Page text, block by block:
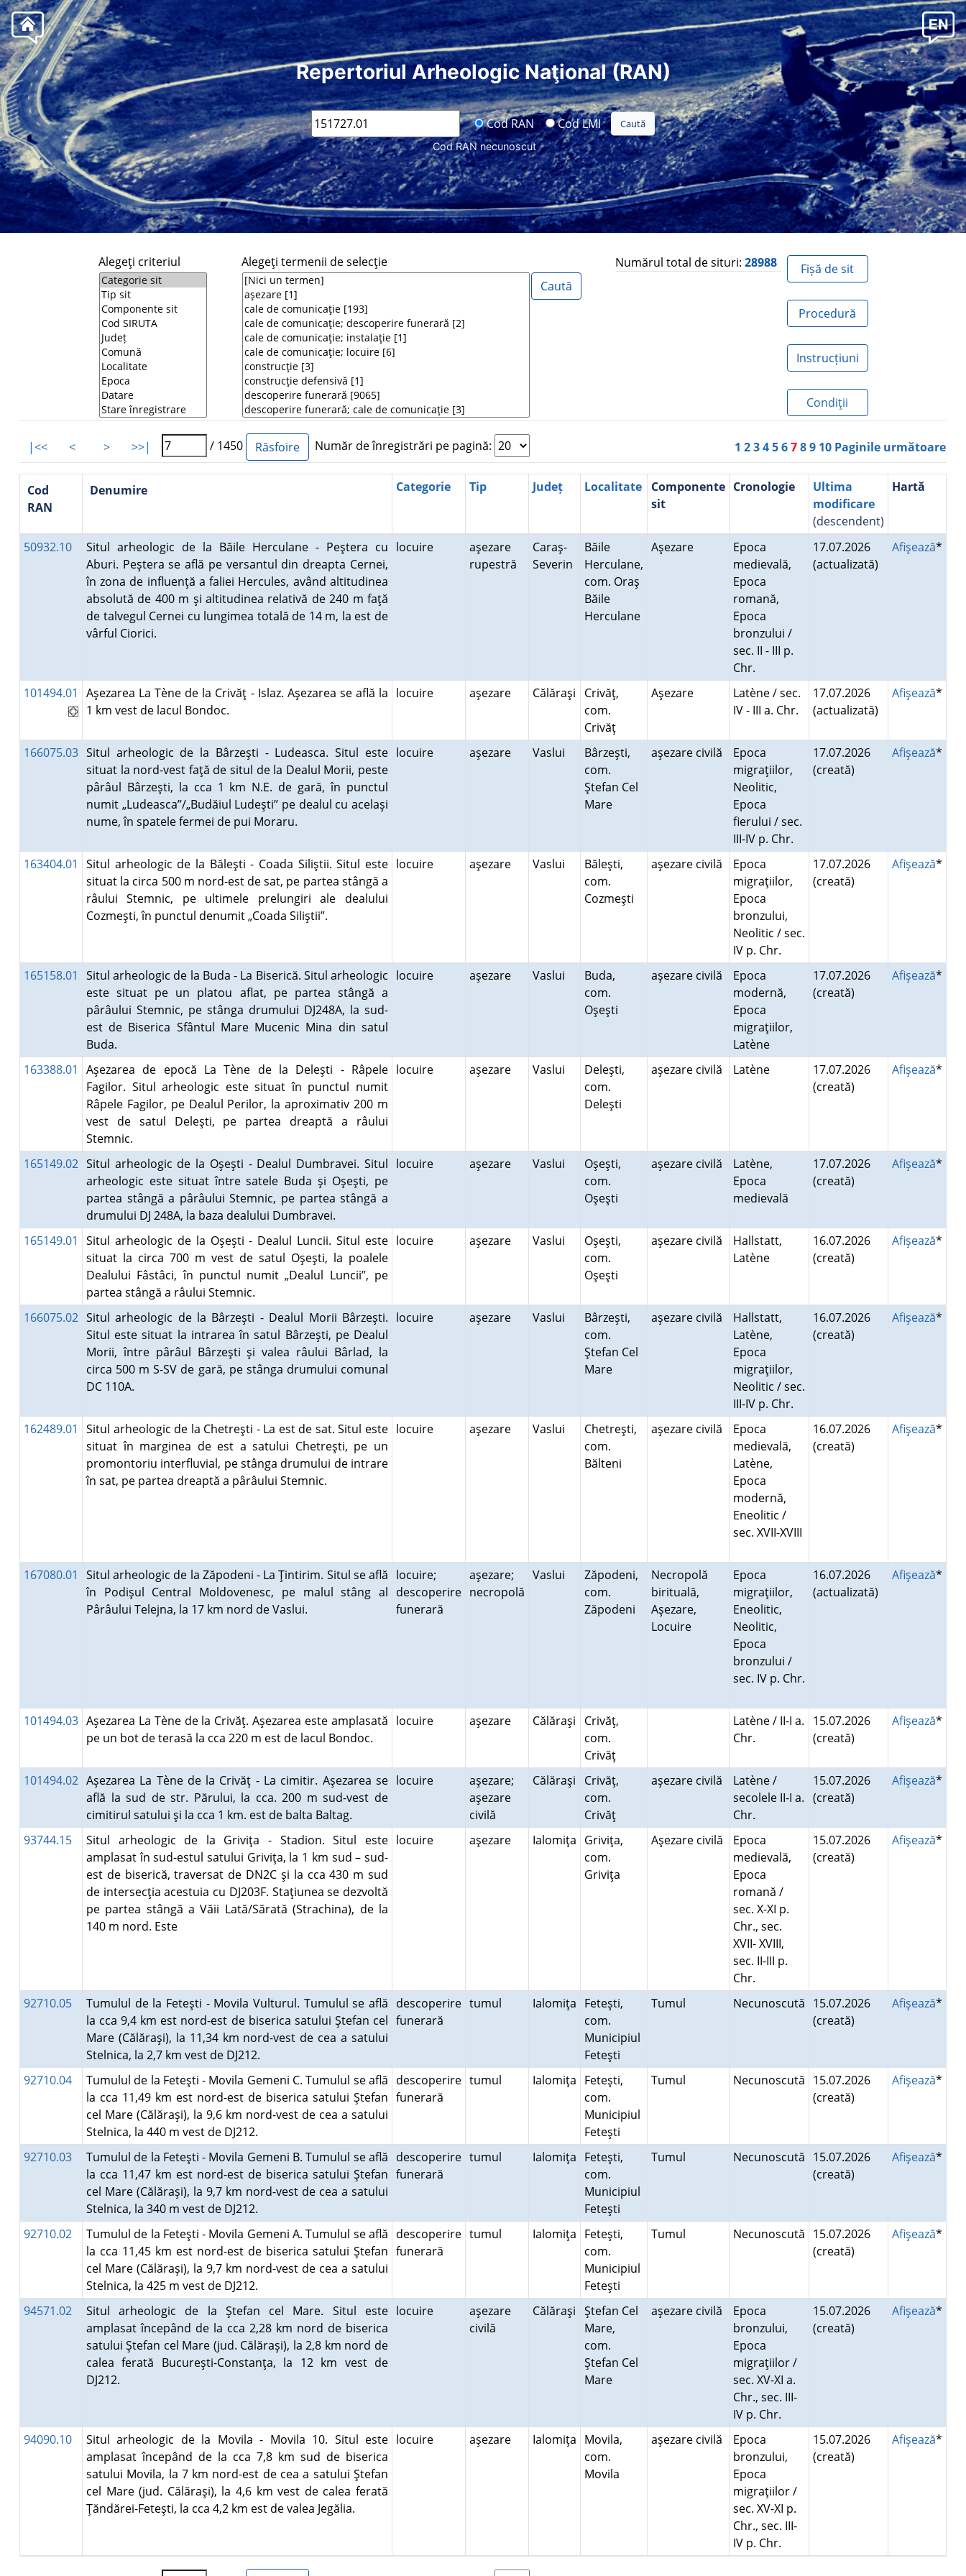
Repertoriul Arheologic Naţional (RAN)
Cod RAN Cod LMI
Cod RAN necunoscut
Alegeţi criteriul Alegeţi termenii de selecţie Numărul total de situri: 28988 Fișă de sit
Procedură
Instrucțiuni
Condiţii
|<< < > >>| / 1450 Număr de înregistrări pe pagină: 1 23456789 10 Paginile următoare
Cod
RAN
Denumire Categorie Tip Județ Localitate
Componente
sit
Cronologie
Ultima
modificare
(descendent)
Hartă
50932.10
Situl arheologic de la Băile Herculane - Peştera cu
Aburi. Peştera se află pe versantul din dreapta Cernei,
în zona de influenţă a faliei Hercules, având altitudinea
absolută de 400 m şi altitudinea relativă de 240 m faţă
de talvegul Cernei cu lungimea totală de 14 m, la est de
vârful Ciorici.
locuire
aşezare
rupestră
Caraş-
Severin
Băile
Herculane,
com. Oraş
Băile
Herculane
Aşezare
Epoca
medievală,
Epoca
romană,
Epoca
bronzului /
sec. II - III p.
Chr.
17.07.2026
(actualizată)
Afişează*
101494.01
Aşezarea La Tène de la Crivăţ - Islaz. Aşezarea se află la
1 km vest de lacul Bondoc.
locuire aşezare Călăraşi
Crivăţ,
com.
Crivăţ
Aşezare
Latène / sec.
IV - III a. Chr.
17.07.2026
(actualizată)
Afişează*
166075.03 Situl arheologic de la Bârzeşti - Ludeasca. Situl este
situat la nord-vest faţă de situl de la Dealul Morii, peste
pârâul Bârzeşti, la cca 1 km N.E. de gară, în punctul
numit „Ludeasca”/„Budăiul Ludeşti’’ pe dealul cu acelaşi
nume, în spatele fermei de pui Moraru.
locuire aşezare Vaslui
Bârzeşti,
com.
Ştefan Cel
Mare
aşezare civilă
Epoca
migraţiilor,
Neolitic,
Epoca
fierului / sec.
III-IV p. Chr.
17.07.2026
(creată)
Afişează*
163404.01
Situl arheologic de la Băleşti - Coada Siliştii. Situl este
situat la circa 500 m nord-est de sat, pe partea stângă a
râului Stemnic, pe ultimele prelungiri ale dealului
Cozmeşti, în punctul denumit „Coada Siliştii”.
locuire aşezare Vaslui
Băleşti,
com.
Cozmeşti
aşezare civilă
Epoca
migraţiilor,
Epoca
bronzului,
Neolitic / sec.
IV p. Chr.
17.07.2026
(creată)
Afişează*
165158.01
Situl arheologic de la Buda - La Biserică. Situl arheologic
este situat pe un platou aflat, pe partea stângă a
pârâului Stemnic, pe stânga drumului DJ248A, la sud-
est de Biserica Sfântul Mare Mucenic Mina din satul
Buda.
locuire aşezare Vaslui
Buda,
com.
Oşeşti
aşezare civilă
Epoca
modernă,
Epoca
migraţiilor,
Latène
17.07.2026
(creată)
Afişează*
163388.01
Aşezarea de epocă La Tène de la Deleşti - Râpele
Fagilor. Situl arheologic este situat în punctul numit
Râpele Fagilor, pe Dealul Perilor, la aproximativ 200 m
vest de satul Deleşti, pe partea dreaptă a râului
Stemnic.
locuire aşezare Vaslui
Deleşti,
com.
Deleşti
aşezare civilă Latène
17.07.2026
(creată)
Afişează*
165149.02 Situl arheologic de la Oşeşti - Dealul Dumbravei. Situl
arheologic este situat între satele Buda şi Oşeşti, pe
partea stângă a pârâului Stemnic, pe partea stângă a
drumului DJ 248A, la baza dealului Dumbravei.
locuire aşezare Vaslui
Oşeşti,
com.
Oşeşti
aşezare civilă
Latène,
Epoca
medievală
17.07.2026
(creată)
Afişează*
165149.01
Situl arheologic de la Oşeşti - Dealul Luncii. Situl este
situat la circa 700 m vest de satul Oşeşti, la poalele
Dealului Fâstâci, în punctul numit „Dealul Luncii”, pe
partea stângă a râului Stemnic.
locuire aşezare Vaslui
Oşeşti,
com.
Oşeşti
aşezare civilă
Hallstatt,
Latène
16.07.2026
(creată)
Afişează*
166075.02 Situl arheologic de la Bârzeşti - Dealul Morii Bârzeşti.
Situl este situat la intrarea în satul Bârzeşti, pe Dealul
Morii, între pârâul Bârzeşti şi valea râului Bârlad, la
circa 500 m S-SV de gară, pe stânga drumului comunal
DC 110A.
locuire aşezare Vaslui
Bârzeşti,
com.
Ştefan Cel
Mare
aşezare civilă
Hallstatt,
Latène,
Epoca
migraţiilor,
Neolitic / sec.
III-IV p. Chr.
16.07.2026
(creată)
Afişează*
162489.01
Situl arheologic de la Chetreşti - La est de sat. Situl este
situat în marginea de est a satului Chetreşti, pe un
promontoriu interfluvial, pe stânga drumului de intrare
în sat, pe partea dreaptă a pârâului Stemnic.
locuire aşezare Vaslui
Chetreşti,
com.
Bălteni
aşezare civilă
Epoca
medievală,
Latène,
Epoca
modernă,
Eneolitic /
sec. XVII-XVIII
16.07.2026
(creată)
Afişează*
167080.01
Situl arheologic de la Zăpodeni - La Ţintirim. Situl se află
în Podişul Central Moldovenesc, pe malul stâng al
Pârâului Telejna, la 17 km nord de Vaslui.
locuire;
descoperire
funerară
aşezare;
necropolă
Vaslui
Zăpodeni,
com.
Zăpodeni
Necropolă
birituală,
Aşezare,
Locuire
Epoca
migraţiilor,
Eneolitic,
Neolitic,
Epoca
bronzului /
sec. IV p. Chr.
16.07.2026
(actualizată)
Afişează*
101494.03 Aşezarea La Tène de la Crivăţ. Aşezarea este amplasată
pe un bot de terasă la cca 220 m est de lacul Bondoc.
locuire aşezare Călăraşi
Crivăţ,
com.
Crivăţ
Latène / II-I a.
Chr.
15.07.2026
(creată)
Afişează*
101494.02 Aşezarea La Tène de la Crivăţ - La cimitir. Aşezarea se
află la sud de str. Părului, la cca. 200 m sud-vest de
cimitirul satului şi la cca 1 km. est de balta Baltag.
locuire
aşezare;
aşezare
civilă
Călăraşi
Crivăţ,
com.
Crivăţ
aşezare civilă
Latène /
secolele II-I a.
Chr.
15.07.2026
(creată)
Afişează*
93744.15
Situl arheologic de la Griviţa - Stadion. Situl este
amplasat în sud-estul satului Griviţa, la 1 km sud – sud-
est de biserică, traversat de DN2C şi la cca 430 m sud
de intersecţia acestuia cu DJ203F. Staţiunea se dezvoltă
pe partea stângă a Văii Lată/Sărată (Strachina), de la
140 m nord. Este
locuire aşezare Ialomiţa Griviţa,
com.
Griviţa
Aşezare civilă
Epoca
medievală,
Epoca
romană /
sec. X-XI p.
Chr., sec.
XVII- XVIII,
sec. II-III p.
Chr.
15.07.2026
(creată)
Afişează*
92710.05
Tumulul de la Feteşti - Movila Vulturul. Tumulul se află
la cca 9,4 km est nord-est de biserica satului Ştefan cel
Mare (Călăraşi), la 11,34 km nord-vest de cea a satului
Stelnica, la 2,7 km vest de DJ212.
descoperire
funerară
tumul Ialomiţa Feteşti,
com.
Municipiul
Feteşti
Tumul Necunoscută 15.07.2026
(creată)
Afişează*
92710.04
Tumulul de la Feteşti - Movila Gemeni C. Tumulul se află
la cca 11,49 km est nord-est de biserica satului Ştefan
cel Mare (Călăraşi), la 9,6 km nord-vest de cea a satului
Stelnica, la 440 m vest de DJ212.
descoperire
funerară
tumul Ialomiţa Feteşti,
com.
Municipiul
Feteşti
Tumul Necunoscută 15.07.2026
(creată)
Afişează*
92710.03
Tumulul de la Feteşti - Movila Gemeni B. Tumulul se află
la cca 11,47 km est nord-est de biserica satului Ştefan
cel Mare (Călăraşi), la 9,7 km nord-vest de cea a satului
Stelnica, la 340 m vest de DJ212.
descoperire
funerară
tumul Ialomiţa Feteşti,
com.
Municipiul
Feteşti
Tumul Necunoscută 15.07.2026
(creată)
Afişează*
92710.02
Tumulul de la Feteşti - Movila Gemeni A. Tumulul se află
la cca 11,45 km est nord-est de biserica satului Ştefan
cel Mare (Călăraşi), la 9,7 km nord-vest de cea a satului
Stelnica, la 425 m vest de DJ212.
descoperire
funerară
tumul Ialomiţa Feteşti,
com.
Municipiul
Feteşti
Tumul Necunoscută 15.07.2026
(creată)
Afişează*
94571.02
Situl arheologic de la Ştefan cel Mare. Situl este
amplasat începând de la cca 2,28 km nord de biserica
satului Ştefan cel Mare (jud. Călăraşi), la 2,8 km nord de
calea ferată Bucureşti-Constanţa, la 12 km vest de
DJ212.
locuire
aşezare
civilă
Călăraşi Ştefan Cel
Mare,
com.
Ştefan Cel
Mare
aşezare civilă
Epoca
bronzului,
Epoca
migraţiilor /
sec. XV-XI a.
Chr., sec. III-
IV p. Chr.
15.07.2026
(creată)
Afişează*
94090.10
Situl arheologic de la Movila - Movila 10. Situl este
amplasat începând de la cca 7,8 km sud de biserica
satului Movila, la 7 km nord-est de cea a satului Ştefan
cel Mare (jud. Călăraşi), la 4,6 km vest de calea ferată
Ţăndărei-Feteşti, la cca 4,2 km est de valea Jegălia.
locuire aşezare Ialomiţa Movila,
com.
Movila
aşezare civilă
Epoca
bronzului,
Epoca
migraţiilor /
sec. XV-XI p.
Chr., sec. III-
IV p. Chr.
15.07.2026
(creată)
Afişează*